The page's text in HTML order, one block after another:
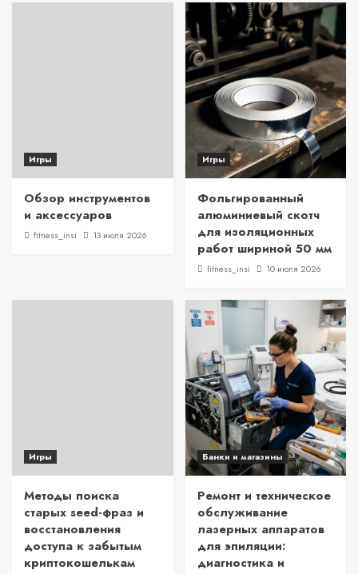
Игры
Обзор инструментов
и аксессуаров
fitness_insi 13 июля 2026
Игры
Фольгированный
алюминиевый скотч
для изоляционных
работ шириной 50 мм
fitness_insi 10 июля 2026
Игры
Методы поиска
старых seed-фраз и
восстановления
доступа к забытым
криптокошелькам
Банки и магазины
Ремонт и техническое
обслуживание
лазерных аппаратов
для эпиляции:
диагностика и